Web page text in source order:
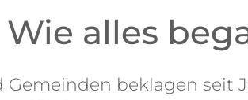
Wie alles
Gemeinden beklagen seit